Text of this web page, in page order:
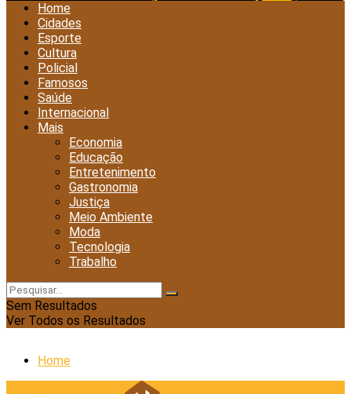
Home
Cidades
Esporte
Cultura
Policial
Famosos
Saúde
Internacional
Mais
Economia
Educação
Entretenimento
Gastronomia
Justiça
Meio Ambiente
Moda
Tecnologia
Trabalho
Sem Resultados
Ver Todos os Resultados
Home